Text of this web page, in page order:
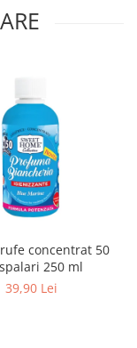
concentrat 50
250 ml
39,90 Lei